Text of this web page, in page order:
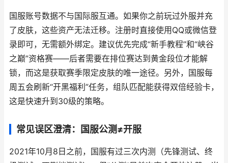
国服账号数据不与国际服互通。如果你之前玩过外服并充
了皮肤，这些资产无法迁移。注册时直接使用QQ或微信登
录即可，无需额外绑定。建议优先完成“新手教程”和“峡谷
之巅”资格赛——后者需要在排位赛达到黄金段位才能解
锁，而这是获取赛季限定皮肤的唯一途径。另外，国服每
周五会刷新“开黑福利”任务，组队匹配能获得双倍经验卡，
这是快速升到30级的策略。
常见误区澄清：国服公测≠开服
2021年10月8日之前，国服有过三次内测（先锋测试、终